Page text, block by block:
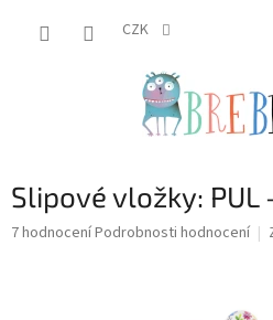
CZK
Slipové vložky: PUL
Průměrné
7 hodnoceníPodrobnosti hodnocení